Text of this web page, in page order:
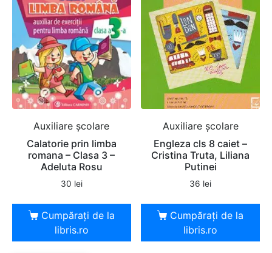
Auxiliare şcolare
Calatorie prin limba
romana – Clasa 3 –
Adeluta Rosu
30 lei
Cumpărați de la
libris.ro
Auxiliare şcolare
Engleza cls 8 caiet –
Cristina Truta, Liliana
Putinei
36 lei
Cumpărați de la
libris.ro